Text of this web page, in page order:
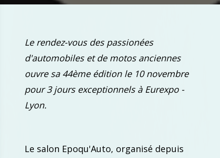
Le rendez-vous des passionées
d'automobiles et de motos anciennes
ouvre sa 44ème édition le 10 novembre
pour 3 jours exceptionnels à Eurexpo -
Lyon.
Le salon Epoqu'Auto, organisé depuis